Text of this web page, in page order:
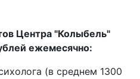
Центра "Колыбель"
ежемесячно:
(в среднем 1300